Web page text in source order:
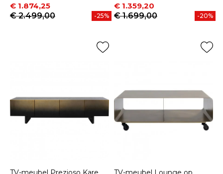
Prijs
€ 1.874,25
Normale prijs
€ 2.499,00
-25%
Prijs
€ 1.359,20
Normale prijs
€ 1.699,00
-20%